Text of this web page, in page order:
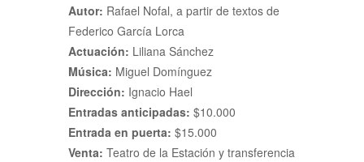
Autor: Rafael Nofal, a partir de textos de
Federico García Lorca
Actuación: Liliana Sánchez
Música: Miguel Domínguez
Dirección: Ignacio Hael
Entradas anticipadas: $10.000
Entrada en puerta: $15.000
Venta: Teatro de la Estación y transferencia